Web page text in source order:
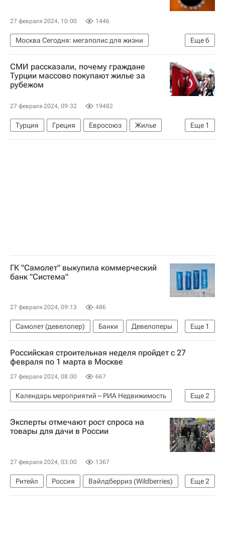
27 февраля 2024, 10:00 1446
Еще6
Москва Сегодня: мегаполис для жизни
Комплекс городского хозяйства Москвы
Городское хозяйство Москвы
ЖКХ
Москва
Город: детали – РИА Недвижимость
СМИ рассказали, почему граждане
Турции массово покупают жилье за
рубежом
27 февраля 2024, 09:32 19482
Еще 1
Турция Греция Евросоюз
Жилье
Сделки
ГК "Самолет" выкупила коммерческий
банк "Система"
27 февраля 2024, 09:13 486
Еще 1
Самолет (девелопер) Банки
Девелоперы
Сделки
Российская строительная неделя пройдет с 27
февраля по 1 марта в Москве
27 февраля 2024, 08:00 667
Еще2
Календарь мероприятий – РИА Недвижимость
Календарь мероприятий
Москва
Эксперты отмечают рост спроса на
товары для дачи в России
27 февраля 2024, 03:00 1367
Еще2
Ритейл Россия
Вайлдберриз (Wildberries)
Стройматериалы
Торговая недвижимость